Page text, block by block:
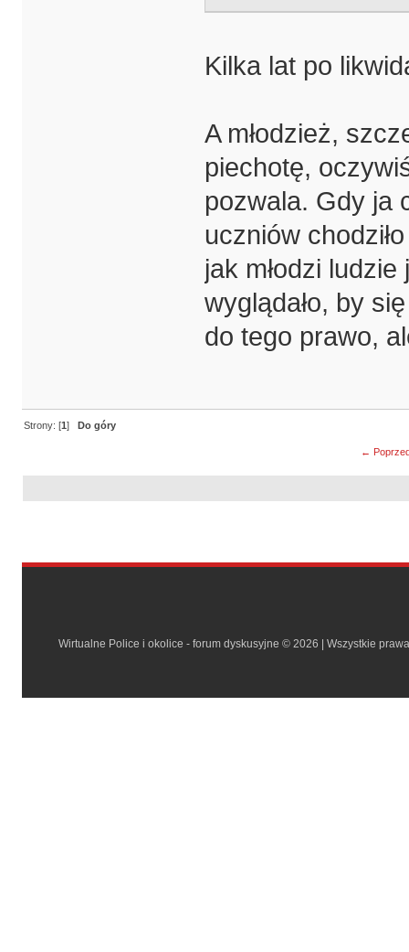
Kilka lat po
A młodzież,
piechotę,
pozwala. Gdy ja
uczniów
jak młodzi
wyglądało, by
do tego prawo,
Strony: [1]Do góry
←
Wirtualne Police i okolice - forum dyskusyjne © 2026 | Wszystkie